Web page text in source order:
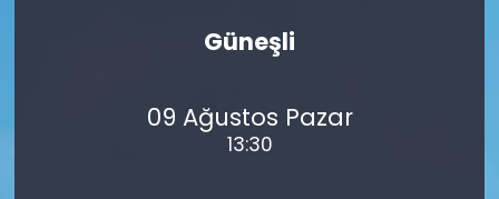
Güneşli
09 Ağustos Pazar
13:30